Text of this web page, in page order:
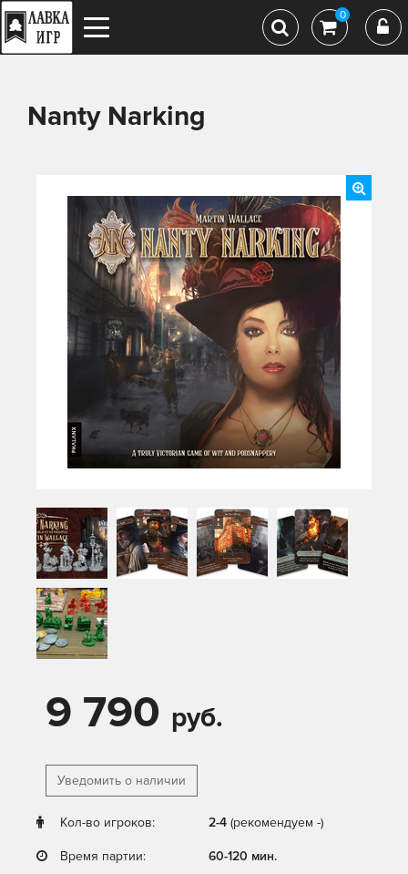
0
Nanty Narking
9 790 руб.
Уведомить о наличии
Кол-во игроков: 2-4 (рекомендуем -)
Время партии: 60-120 мин.